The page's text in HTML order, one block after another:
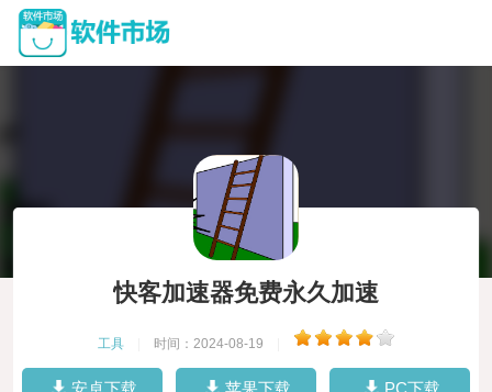
快客加速器免费永久加速
工具 时间：2024-08-19
安卓下载 苹果下载 PC下载